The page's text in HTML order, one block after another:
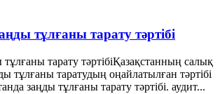
тұлғаны тарату тәртібі
тұлғаны тарату тәртібіҚазақстанның салық
тұлғаны таратудың оңайлатылған тәртібі
заңды тұлғаны тарату тәртібі. аудит...